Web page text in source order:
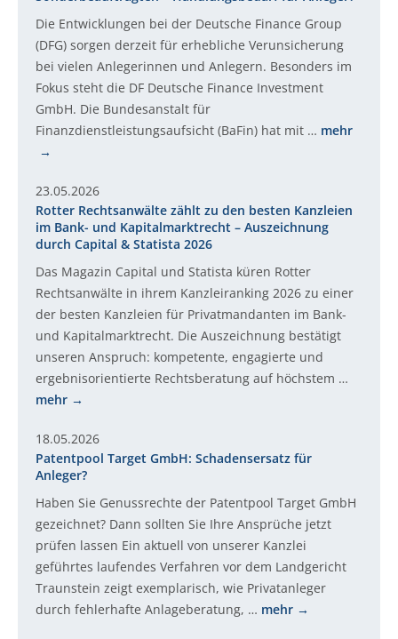
Die Entwicklungen bei der Deutsche Finance Group
(DFG) sorgen derzeit für erhebliche Verunsicherung
bei vielen Anlegerinnen und Anlegern. Besonders im
Fokus steht die DF Deutsche Finance Investment
GmbH. Die Bundesanstalt für
Finanzdienstleistungsaufsicht (BaFin) hat mit … mehr
23.05.2026
Rotter Rechtsanwälte zählt zu den besten Kanzleien
im Bank- und Kapitalmarktrecht – Auszeichnung
durch Capital & Statista 2026
Das Magazin Capital und Statista küren Rotter
Rechtsanwälte in ihrem Kanzleiranking 2026 zu einer
der besten Kanzleien für Privatmandanten im Bank-
und Kapitalmarktrecht. Die Auszeichnung bestätigt
unseren Anspruch: kompetente, engagierte und
ergebnisorientierte Rechtsberatung auf höchstem …
mehr
18.05.2026
Patentpool Target GmbH: Schadensersatz für
Anleger?
Haben Sie Genussrechte der Patentpool Target GmbH
gezeichnet? Dann sollten Sie Ihre Ansprüche jetzt
prüfen lassen Ein aktuell von unserer Kanzlei
geführtes laufendes Verfahren vor dem Landgericht
Traunstein zeigt exemplarisch, wie Privatanleger
durch fehlerhafte Anlageberatung, … mehr